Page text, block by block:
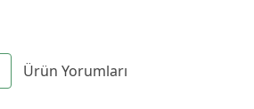
Ürün Yorumları